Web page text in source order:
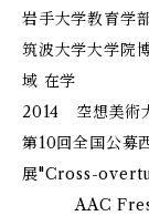
岩手大学教育学
筑波大学大学院
域 在学
2014 空想美術
第10回全国公募
展"Cross-
AAC Fresh!!